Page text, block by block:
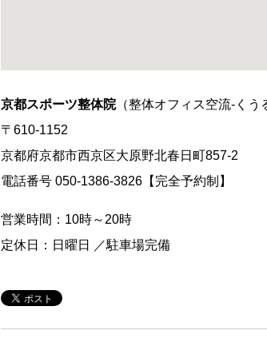
京都スポーツ整体院（整体オフィス空流-くう
〒610-1152
京都府京都市西京区大原野北春日町857-2
電話番号 050-1386-3826【完全予約制】
営業時間：10時～20時
定休日：日曜日 ／駐車場完備